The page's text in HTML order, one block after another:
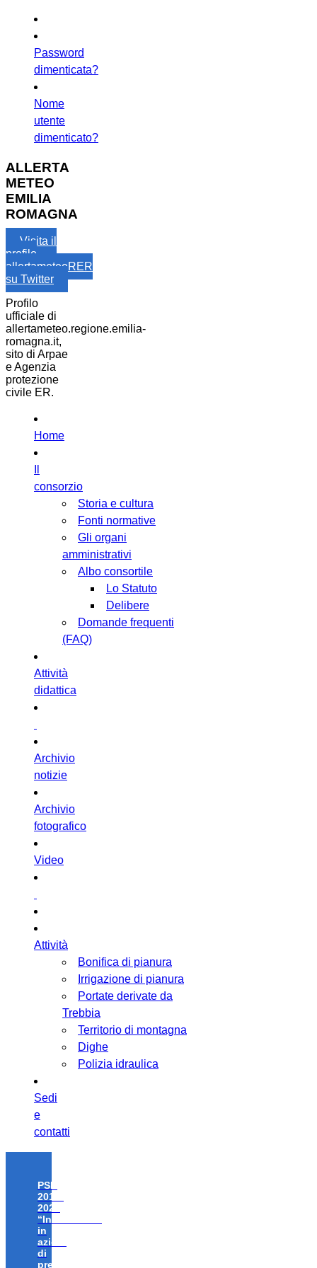
Password
dimenticata?
Nome
utente
dimenticato?
ALLERTA
METEO
EMILIA
ROMAGNA
Visita il
profilo
allertameteoRER
su Twitter
Profilo
ufficiale di
allertameteo.regione.emilia-
romagna.it,
sito di Arpae
e Agenzia
protezione
civile ER.
Home
consorzio
Storia e cultura
Fonti normative
Gli organi
amministrativi
Albo consortile
Lo Statuto
Delibere
Domande frequenti
(FAQ)
Attività
didattica
Archivio
notizie
Archivio
fotografico
Video
Attività
Bonifica di pianura
Irrigazione di pianura
Portate derivate da
Trebbia
Territorio di montagna
Dighe
Polizia idraulica
Sedi
e
contatti
PSR
2014-
2020
“Investimenti
in
azioni
di
prevenzione